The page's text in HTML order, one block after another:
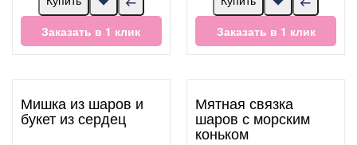
Заказать в 1 клик
Заказать в 1 клик
Мишка из шаров и
букет из сердец
Мятная связка
шаров с морским
коньком